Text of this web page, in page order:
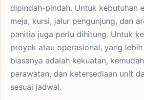
dipindah-pindah. Untuk kebutuhan
meja, kursi, jalur pengunjung, dan
panitia juga perlu dihitung. Untuk
proyek atau operasional, yang
biasanya adalah kekuatan,
perawatan, dan ketersediaan unit
sesuai jadwal.